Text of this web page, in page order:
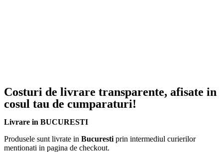
Costuri de livrare transparente, afisate in
cosul tau de cumparaturi!
Livrare in BUCURESTI
Produsele sunt livrate in Bucurestiprin intermediul curierilor
mentionati in pagina de checkout.